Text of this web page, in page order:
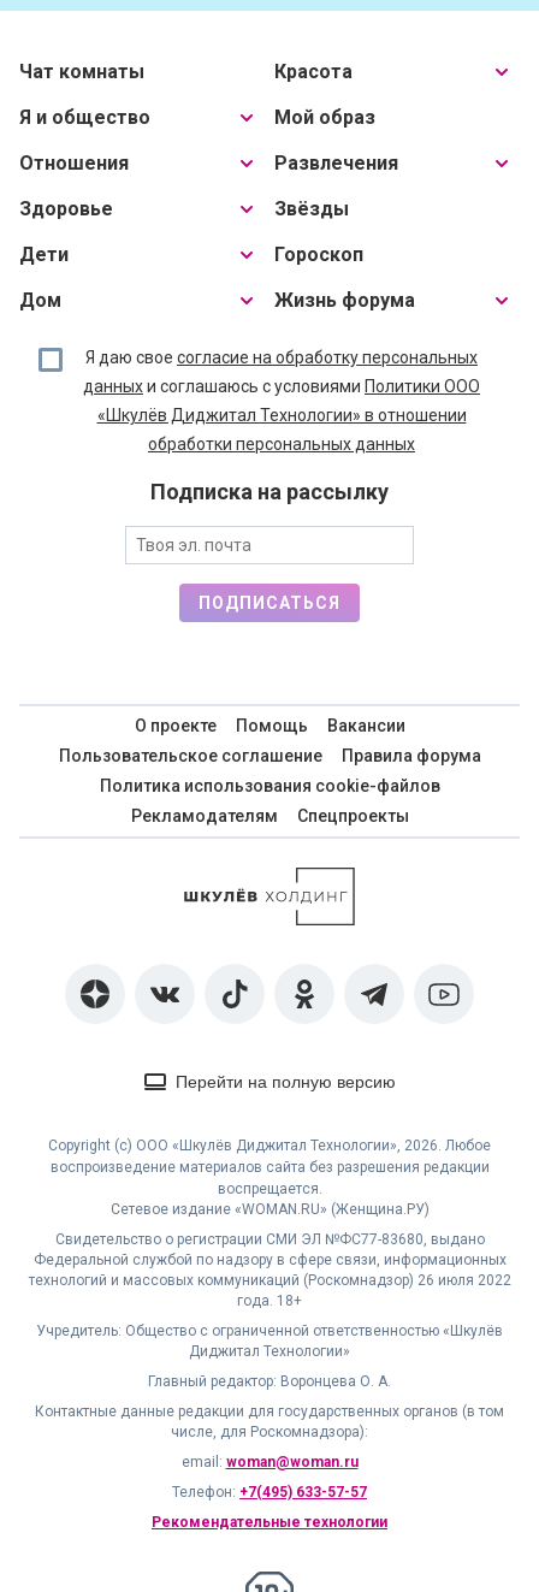
Чат комнаты
Я и общество
Отношения
Здоровье
Дети
Дом
Красота
Мой образ
Развлечения
Звёзды
Гороскоп
Жизнь форума
Я даю свое согласие на обработку персональных
данныхи соглашаюсь с условиями Политики ООО
«Шкулёв Диджитал Технологии» в отношении
обработки персональных данных
Подписка на рассылку
ПОДПИСАТЬСЯ
О проекте Помощь
Вакансии
Пользовательское соглашение
Правила форума
Политика использования cookie-файлов
Рекламодателям
Спецпроекты
Перейти на полную версию
Copyright (с) ООО «Шкулёв Диджитал Технологии», 2026. Любое
воспроизведение материалов сайта без разрешения редакции
воспрещается.
Сетевое издание «WOMAN.RU» (Женщина.РУ)
Свидетельство о регистрации СМИ ЭЛ №ФС77-83680, выдано
Федеральной службой по надзору в сфере связи, информационных
технологий и массовых коммуникаций (Роскомнадзор) 26 июля 2022
года. 18+
Учредитель: Общество с ограниченной ответственностью «Шкулёв
Диджитал Технологии»
Главный редактор: Воронцева О. А.
Контактные данные редакции для государственных органов (в том
числе, для Роскомнадзора):
email: woman@woman.ru
Телефон: +7(495) 633-57-57
Рекомендательные технологии